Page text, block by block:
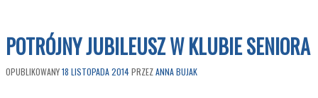
POTRÓJNY JUBILEUSZ W KLUBIE SENIORA
OPUBLIKOWANY18 LISTOPADA 2014PRZEZANNA BUJAK